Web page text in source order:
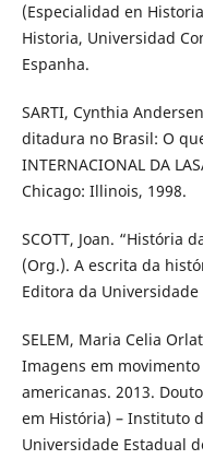
(Especialidad en
Historia, Universidad
Espanha.
SARTI, Cynthia
ditadura no Brasil: O
INTERNACIONAL DA
Chicago: Illinois, 1998.
SCOTT, Joan. “História
(Org.). A escrita da
Editora da
SELEM, Maria Celia
Imagens em
americanas. 2013.
em História) – Instituto
Universidade Estadual